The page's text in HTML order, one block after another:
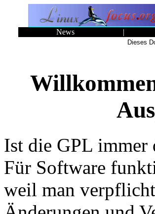
News |
Dieses
Ist die GPL
Für Software
weil man